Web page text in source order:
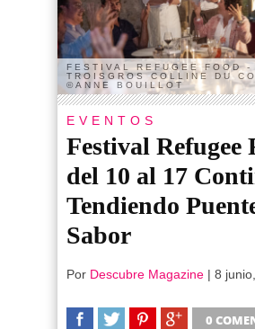
FESTIVAL REFUGEE FOOD -
TROISGROS COLLINE DU
©ANNE BOUILLOT
EVENTOS
Festival Refugee
del 10 al 17
Tendiendo
Sabor
Por Descubre Magazine | 8
0